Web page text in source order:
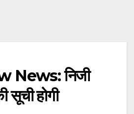
News: निजी
सूची होगी